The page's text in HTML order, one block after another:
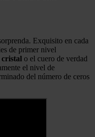
Exquisito en cada
de primer nivel
cristal o el cuero de verdad
el nivel de
del número de ceros